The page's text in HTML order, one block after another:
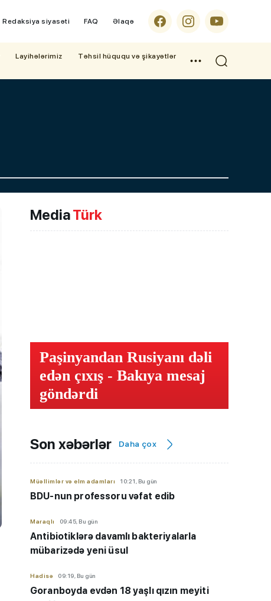
Redaksiya siyasəti FAQ Əlaqə
Layihələrimiz
Təhsil hüququ və şikayətlər
MediaTürk
Paşinyandan Rusiyanı dəli
edən çıxış - Bakıya mesaj
göndərdi
Son xəbərlər Daha çox
Müəllimlər və elm adamları 10:21, Bu gün
BDU-nun professoru vəfat edib
Maraqlı 09:45, Bu gün
Antibiotiklərə davamlı bakteriyalarla
mübarizədə yeni üsul
Hadisə 09:19, Bu gün
Goranboyda evdən 18 yaşlı qızın meyiti